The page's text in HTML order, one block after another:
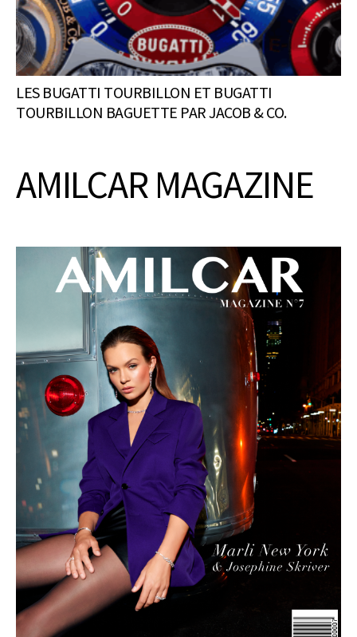
LES BUGATTI TOURBILLON ET BUGATTI
TOURBILLON BAGUETTE PAR JACOB & CO.
AMILCAR MAGAZINE